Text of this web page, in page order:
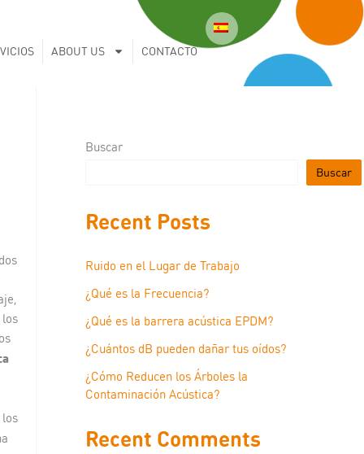
ABOUT US CONTACTO
Buscar
Buscar
Recent Posts
Ruido en el Lugar de Trabajo
¿Qué es la Frecuencia?
¿Qué es la barrera acústica EPDM?
¿Cuántos dB pueden dañar tus oídos?
¿Cómo Reducen los Árboles la
Contaminación Acústica?
Recent Comments